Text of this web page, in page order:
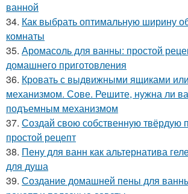
ванной
34. Как выбрать оптимальную ширину
комнаты
35. Аромасоль для ванны: простой
домашнего приготовления
36. Кровать с выдвижными ящиками
механизмом. Сове. Решите, нужна ли
подъемным механизмом
37. Создай свою собственную твёрдую
простой рецепт
38. Пену для ванн как альтернатива
для душа
39. Создание домашней пены для